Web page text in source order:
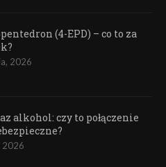
(4-EPD) – co to za
2026
alkohol: czy to połączenie
2026